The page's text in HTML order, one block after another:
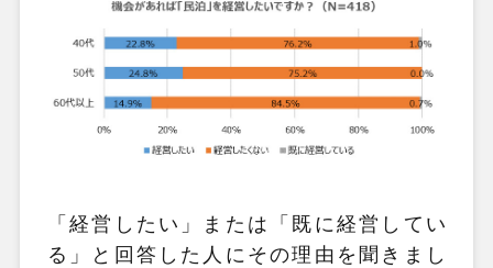
「経営したい」または「既に経営してい
る」と回答した人にその理由を聞きまし